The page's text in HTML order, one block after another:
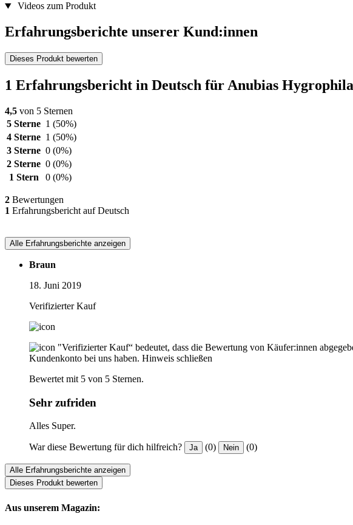
Videos zum Produkt
Erfahrungsberichte unserer Kund:innen
Dieses Produkt bewerten
1 Erfahrungsbericht in Deutsch für Anubias
4,5 von 5 Sternen
5 Sterne 1 (50%)
4 Sterne 1 (50%)
3 Sterne 0 (0%)
2 Sterne 0 (0%)
1 Stern
0 (0%)
2 Bewertungen
1 Erfahrungsbericht auf Deutsch
Alle Erfahrungsberichte anzeigen
Braun
18. Juni 2019
Verifizierter Kauf
"Verifizierter Kauf“ bedeutet, dass die Bewertung von Käufer:innen
Kundenkonto bei uns haben. Hinweis schließen
Bewertet mit 5 von 5 Sternen.
Sehr zufriden
Alles Super.
War diese Bewertung für dich hilfreich? Ja (0) Nein (0)
Alle Erfahrungsberichte anzeigen
Dieses Produkt bewerten
Aus unserem Magazin: